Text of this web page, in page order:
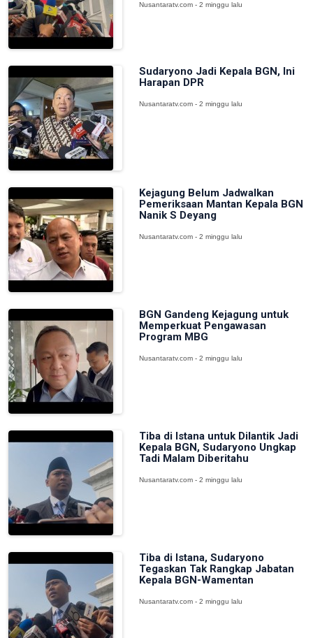
Nusantaratv.com - 2 minggu lalu
Sudaryono Jadi Kepala BGN, Ini
Harapan DPR
Nusantaratv.com - 2 minggu lalu
Kejagung Belum Jadwalkan
Pemeriksaan Mantan Kepala BGN
Nanik S Deyang
Nusantaratv.com - 2 minggu lalu
BGN Gandeng Kejagung untuk
Memperkuat Pengawasan
Program MBG
Nusantaratv.com - 2 minggu lalu
Tiba di Istana untuk Dilantik Jadi
Kepala BGN, Sudaryono Ungkap
Tadi Malam Diberitahu
Nusantaratv.com - 2 minggu lalu
Tiba di Istana, Sudaryono
Tegaskan Tak Rangkap Jabatan
Kepala BGN-Wamentan
Nusantaratv.com - 2 minggu lalu